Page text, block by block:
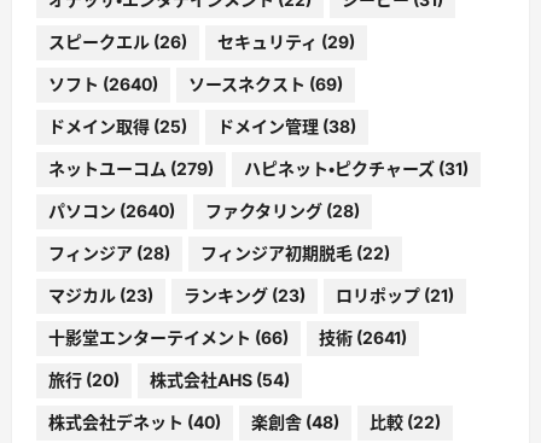
スピークエル (26) セキュリティ (29)
ソフト (2640) ソースネクスト (69)
ドメイン取得 (25) ドメイン管理 (38)
ネットユーコム (279) ハピネット・ピクチャーズ (31)
パソコン (2640) ファクタリング (28)
フィンジア (28) フィンジア初期脱毛 (22)
マジカル (23) ランキング (23) ロリポップ (21)
十影堂エンターテイメント (66) 技術 (2641)
旅行 (20) 株式会社AHS (54)
株式会社デネット (40) 楽創舎 (48) 比較 (22)